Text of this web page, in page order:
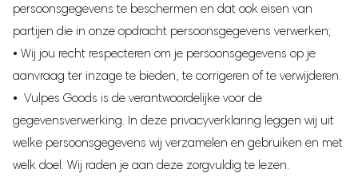
persoonsgegevens te beschermen en dat ook eisen van
partijen die in onze opdracht persoonsgegevens verwerken;
• Wij jou recht respecteren om je persoonsgegevens op je
aanvraag ter inzage te bieden, te corrigeren of te verwijderen.
• Vulpes Goods is de verantwoordelijke voor de
gegevensverwerking. In deze privacyverklaring leggen wij uit
welke persoonsgegevens wij verzamelen en gebruiken en met
welk doel. Wij raden je aan deze zorgvuldig te lezen.
Baby Fles Maker
Warmwaterdispenser
Baby Badstand
Traphekje
Babynestje
Milk Pitcher
Borstvoeding